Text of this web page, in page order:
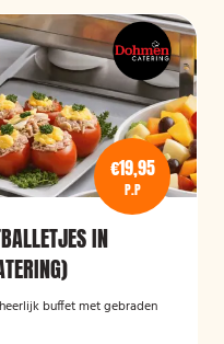
€19,95
P.P
IN
buffet met gebraden